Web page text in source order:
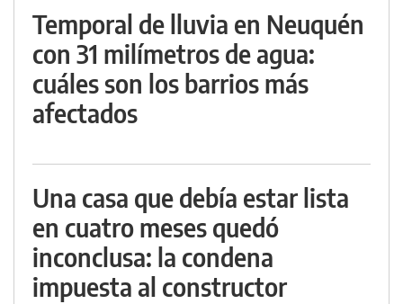
Temporal de lluvia en Neuquén
con 31 milímetros de agua:
cuáles son los barrios más
afectados
Una casa que debía estar lista
en cuatro meses quedó
inconclusa: la condena
impuesta al constructor